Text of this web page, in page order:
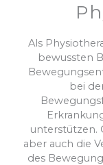
Als
bewussten
bei
unterstützen.
aber auch die
des